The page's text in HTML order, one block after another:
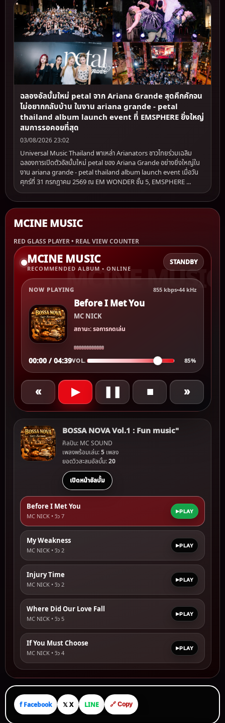
ฉลองอัลบั้มใหม่ petal จาก Ariana Grande สุดคึกคักจน
ไม่อยากกลับบ้าน ในงาน ariana grande - petal
thailand album launch event ที่ EMSPHERE ยิ่งใหญ่
สมการรอคอยที่สุด
03/08/2026 23:02
Universal Music Thailand พาเหล่า Arianators ชาวไทยร่วมเฉลิม
ฉลองการเปิดตัวอัลบั้มใหม่ petal ของ Ariana Grande อย่างยิ่งใหญ่ใน
งาน ariana grande - petal thailand album launch event เมื่อวัน
ศุกร์ที่ 31 กรกฎาคม 2569 ณ EM WONDER ชั้น 5, EMSPHERE ...
MCINE MUSIC
RED GLASS PLAYER • REAL VIEW COUNTER
MCINE MUSIC
RECOMMENDED ALBUM • ONLINE
STANDBY
NOW PLAYING 855 kbps•44 kHz
Before I Met You
MC NICK
สถานะ: รอการกดเล่น
00:00 / 04:39VOL. 85%
« ▶ ■ »
BOSSA NOVA Vol.1 : Fun music"
ศิลปิน: MC SOUND
เพลงพร้อมเล่น:5 เพลง
ยอดวิวสะสมอัลบั้ม:20
เปิดหน้าอัลบั้ม
Before I Met You
MC NICK • วิว 7
PLAY
My Weakness
MC NICK • วิว 2
PLAY
Injury Time
MC NICK • วิว 2
PLAY
Where Did Our Love Fall
MC NICK • วิว 5
PLAY
If You Must Choose
MC NICK • วิว 4
PLAY
f Facebook 𝕏 X LINE 🔗 Copy